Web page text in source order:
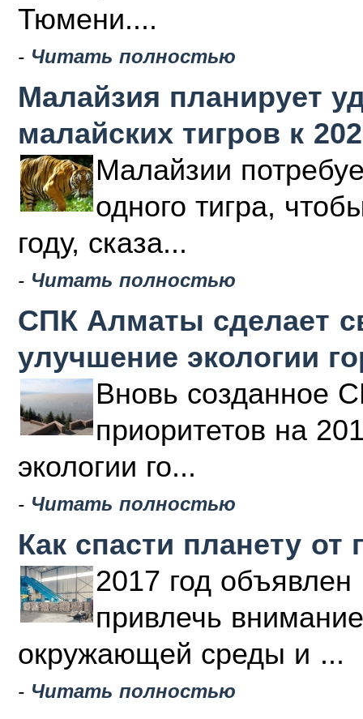
Тюмени....
- Читать полностью
Малайзия планирует
малайских тигров к
Малайзии
одного тигра,
году, сказа...
- Читать полностью
СПК Алматы сделает
улучшение экологии
Вновь созданное
приоритетов на
экологии го...
- Читать полностью
Как спасти планету от
2017 год объявлен
привлечь
окружающей среды и ...
- Читать полностью